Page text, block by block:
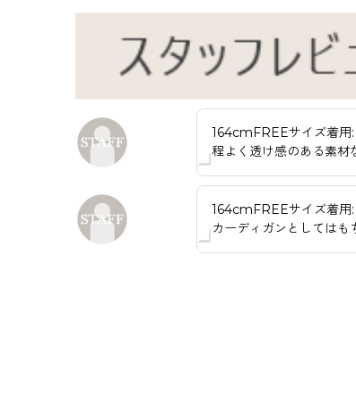
164cmFREEサイズ着用:
程よく透け感のある素
164cmFREEサイズ着用:
カーディガンとしては